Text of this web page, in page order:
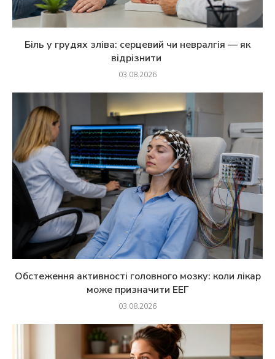
Біль у грудях зліва: серцевий чи невралгія — як
відрізнити
03.08.2026
Обстеження активності головного мозку: коли лікар
може призначити ЕЕГ
03.08.2026